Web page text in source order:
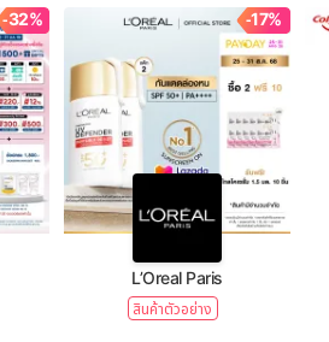
-32% -17%
L’Oreal Paris
สินค้าตัวอย่าง